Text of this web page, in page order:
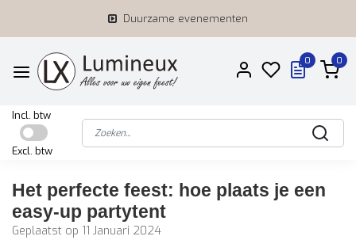
Duurzame evenementen
0 0
Incl. btw
Excl. btw
Het perfecte feest: hoe plaats je een
easy-up partytent
Geplaatst op 11 Januari 2024